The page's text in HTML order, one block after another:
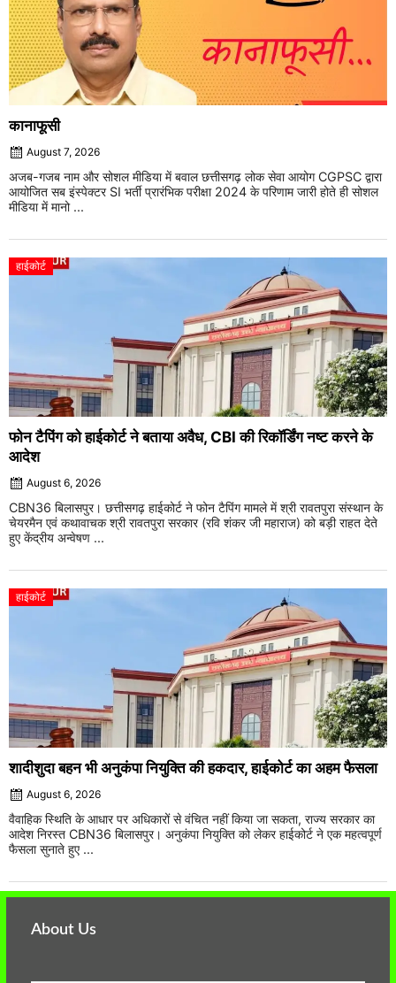
कानाफूसी
August 7, 2026
अजब-गजब नाम और सोशल मीडिया में बवाल छत्तीसगढ़ लोक सेवा आयोग CGPSC द्वारा
आयोजित सब इंस्पेक्टर SI भर्ती प्रारंभिक परीक्षा 2024 के परिणाम जारी होते ही सोशल
मीडिया में मानो ...
हाईकोर्ट
फोन टैपिंग को हाईकोर्ट ने बताया अवैध, CBI की रिकॉर्डिंग नष्ट करने के
आदेश
August 6, 2026
CBN36 बिलासपुर। छत्तीसगढ़ हाईकोर्ट ने फोन टैपिंग मामले में श्री रावतपुरा संस्थान के
चेयरमैन एवं कथावाचक श्री रावतपुरा सरकार (रवि शंकर जी महाराज) को बड़ी राहत देते
हुए केंद्रीय अन्वेषण ...
हाईकोर्ट
शादीशुदा बहन भी अनुकंपा नियुक्ति की हकदार, हाईकोर्ट का अहम फैसला
August 6, 2026
वैवाहिक स्थिति के आधार पर अधिकारों से वंचित नहीं किया जा सकता, राज्य सरकार का
आदेश निरस्त CBN36 बिलासपुर। अनुकंपा नियुक्ति को लेकर हाईकोर्ट ने एक महत्वपूर्ण
फैसला सुनाते हुए ...
About Us